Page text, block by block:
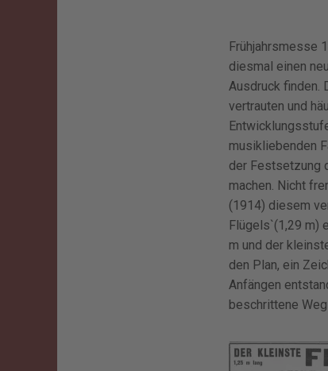
Frühjahrsmesse
diesmal einen
Ausdruck finden.
vertrauten und
musikliebenden
der Festsetzung
machen. Nicht
(1914) diesem
Flügels`(1,29 m)
m und der
den Plan, ein
Anfängen
beschrittene